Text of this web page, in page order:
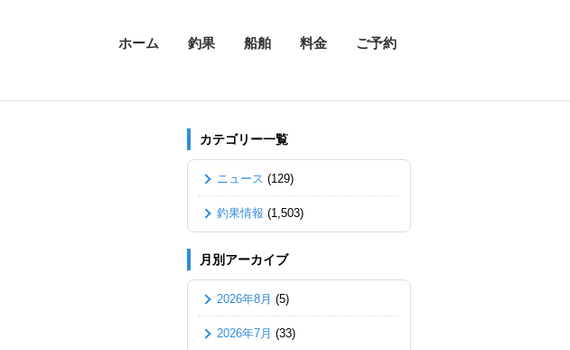
ホーム 釣果 船舶 料金 ご予約
カテゴリー一覧
ニュース (129)
釣果情報 (1,503)
月別アーカイブ
2026年8月 (5)
2026年7月 (33)